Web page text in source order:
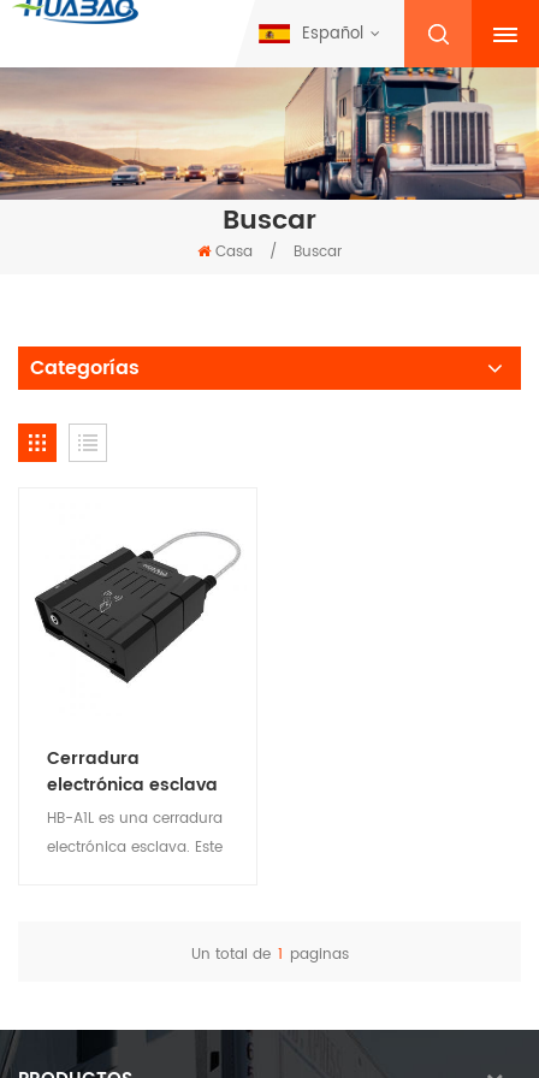
Español
Buscar
Casa / Buscar
Categorías
Cerradura
electrónica esclava
HB-A1L es una cerradura
electrónica esclava. Este
seguridad de los activos
para la gestión de
Un total de 1 paginas